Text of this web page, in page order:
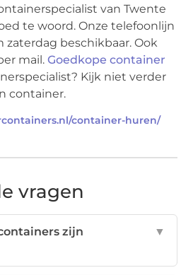
van Twente
te woord. Onze telefoonlijn
zaterdag beschikbaar. Ook
mail.Goedkope container
Kijk niet verder
container.
container-huren/
vragen
zijn
▼